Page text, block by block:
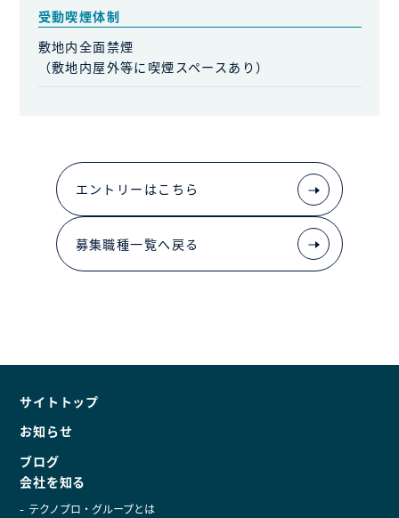
受動喫煙体制
敷地内全面禁煙
（敷地内屋外等に喫煙スペースあり）
エントリーはこちら
募集職種一覧へ戻る
サイトトップ
お知らせ
ブログ
会社を知る
テクノプロ・グループとは